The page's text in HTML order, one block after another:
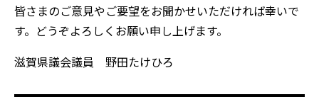
皆さまのご意見やご要望をお聞かせいただければ幸いで
す。どうぞよろしくお願い申し上げます。
滋賀県議会議員 野田たけひろ